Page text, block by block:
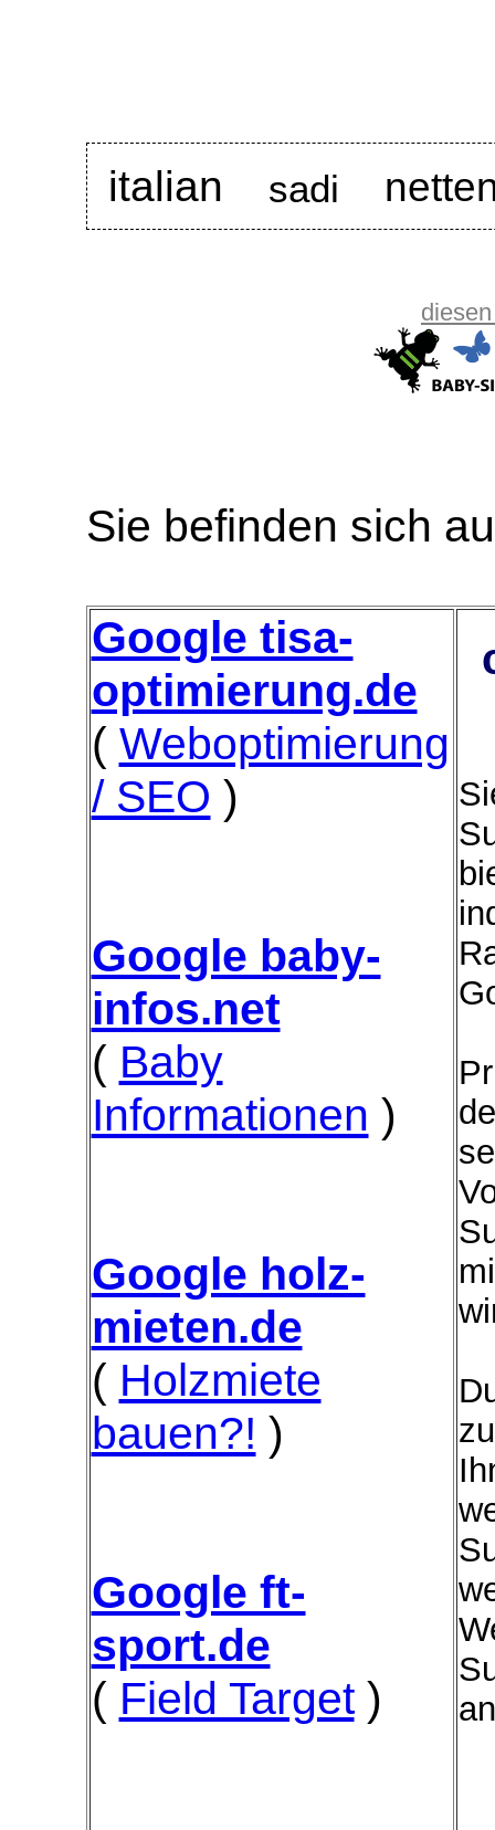
italian sadi
Sie befinden sich
Google tisa-
optimierung.de
( Weboptimierung
/ SEO )
Google baby-
infos.net
( Baby
Informationen )
Google holz-
mieten.de
( Holzmiete
bauen?! )
Google ft-
sport.de
( Field Target)